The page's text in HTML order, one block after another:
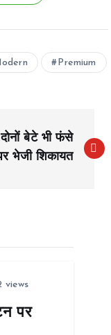
Premium
बेटे भी फंसे
भेजी शिकायत
views
पर